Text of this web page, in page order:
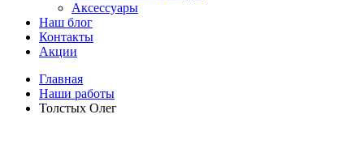
Аксессуары
Наш блог
Контакты
Акции
Главная
Наши работы
Толстых Олег